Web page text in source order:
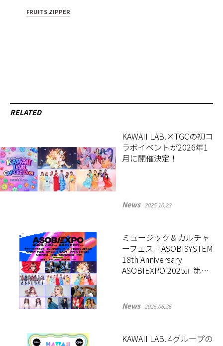
FRUITS ZIPPER
RELATED
KAWAII LAB.×TGCの初コ
ラボイベントが2026年1
月に開催決定！
News 2025.10.23
ミュージック＆カルチャ
ーフェス『ASOBISYSTEM
18th Anniversary
ASOBIEXPO 2025』第二
News 2025.06.26
KAWAII LAB. 4グループの